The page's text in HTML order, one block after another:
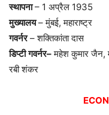
स्थापना– 1 अप्रैल 1935
मुख्यालय– मुंबई, महाराष्ट्र
गवर्नर– शक्तिकांता दास
डिप्टी गवर्नर–महेश कुमार जैन,
रबी शंकर